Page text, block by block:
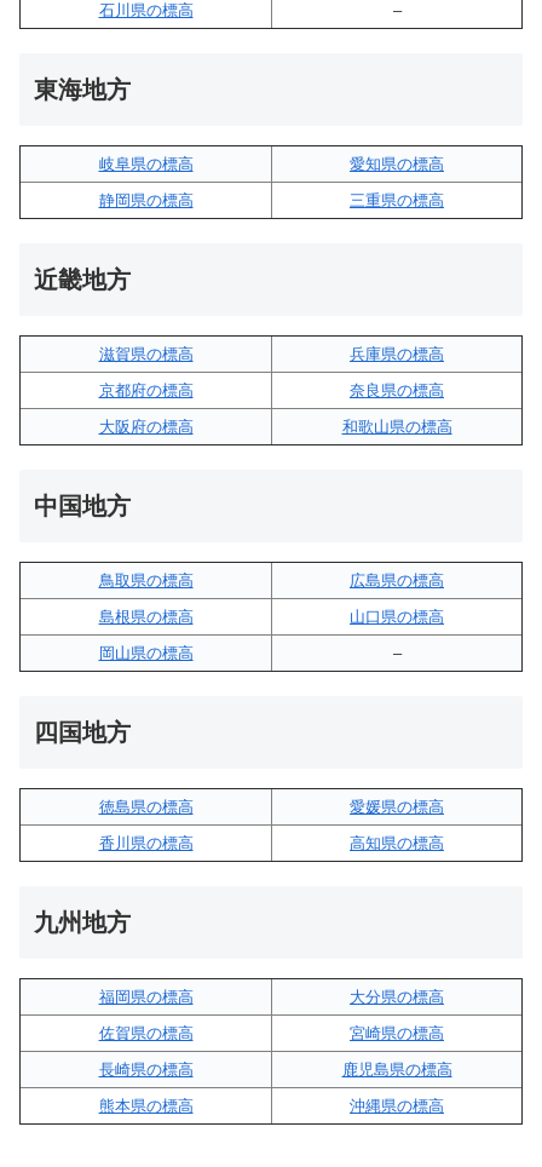
石川県の標高
–
東海地方
岐阜県の標高
愛知県の標高
静岡県の標高
三重県の標高
近畿地方
滋賀県の標高
兵庫県の標高
京都府の標高
奈良県の標高
大阪府の標高
和歌山県の標高
中国地方
鳥取県の標高
広島県の標高
島根県の標高
山口県の標高
岡山県の標高
–
四国地方
徳島県の標高
愛媛県の標高
香川県の標高
高知県の標高
九州地方
福岡県の標高
大分県の標高
佐賀県の標高
宮崎県の標高
長崎県の標高
鹿児島県の標高
熊本県の標高
沖縄県の標高